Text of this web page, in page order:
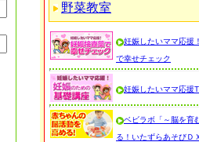
野菜教室
妊娠したいママ応援
で幸せチェック
妊娠したいママ応援
ベビラボ「～脳を育
る！いたずらあそびＤ